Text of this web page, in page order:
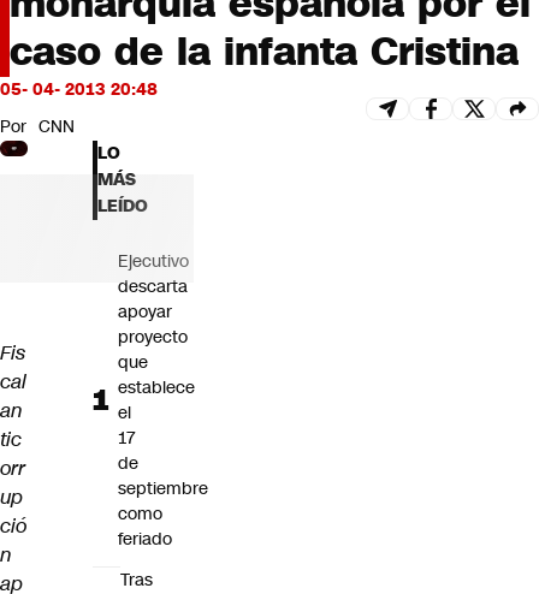
Servicios
Bits
CNN tiempo
Futuro 360
Opinión
caso de la infanta Cristina
05- 04- 2013 20:48
Por CNN
Fis
cal
an
tic
orr
up
ció
n
ap
LO
MÁS
LEÍDO
Ejecutivo
descarta
apoyar
proyecto
que
establece
el
17
de
septiembre
como
feriado
Tras